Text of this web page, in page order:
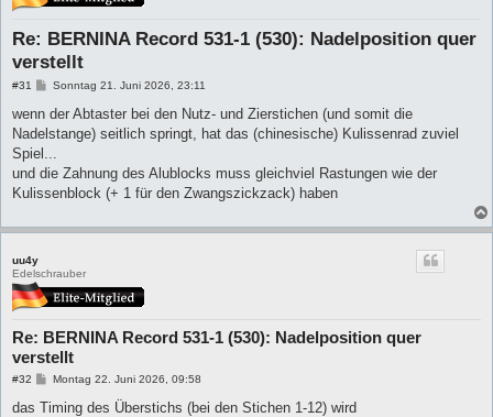
Re: BERNINA Record 531-1 (530): Nadelposition quer
verstellt
#31
B
r
Sonntag 21. Juni 2026, 23:11
wenn der Abtaster bei den Nutz- und Zierstichen (und somit die
Nadelstange) seitlich springt, hat das (chinesische) Kulissenrad zuviel
Spiel...
und die Zahnung des Alublocks muss gleichviel Rastungen wie der
Kulissenblock (+ 1 für den Zwangszickzack) haben
uu4y
Edelschrauber
Re: BERNINA Record 531-1 (530): Nadelposition quer
verstellt
#32
B
i
Montag 22. Juni 2026, 09:58
das Timing des Überstichs (bei den Stichen 1-12) wird